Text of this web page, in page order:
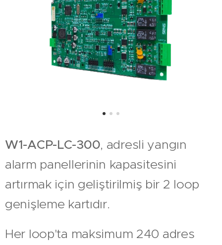
W1-ACP-LC-300, adresli yangın
alarm panellerinin kapasitesini
artırmak için geliştirilmiş bir 2 loop
genişleme kartıdır.
Her loop'ta maksimum 240 adres